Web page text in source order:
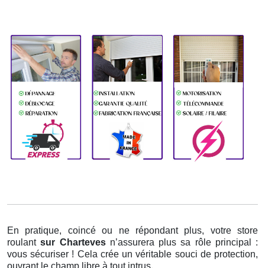
En pratique, coincé ou ne répondant plus, votre store
roulantsur Charteves n’assurera plus sa rôle principal :
vous sécuriser ! Cela crée un véritable souci de protection,